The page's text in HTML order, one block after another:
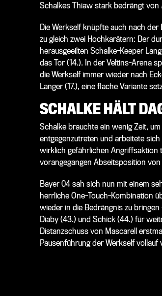
Schalkes Thiaw stark bedrängt von
Die Werkself knüpfte auch nach
zu gleich zwei Hochkarätern: Der
herausgeeilten Schalke-Keeper
das Tor (14.). In der Veltins-Arena
die Werkself immer wieder nach
Langer (17.), eine flache Variante
SCHALKE HÄLT
Schalke brauchte ein wenig Zeit,
entgegenzutreten und arbeitete
wirklich gefährlichen Angriffsaktion
vorangegangen Abseitsposition
Bayer 04 sah sich nun mit einem
herrliche One-Touch-Kombination
wieder in die Bedrängnis zu
Diaby (43.) und Schick (44.) für
Distanzschuss von Mascarell
Pausenführung der Werkself vollauf